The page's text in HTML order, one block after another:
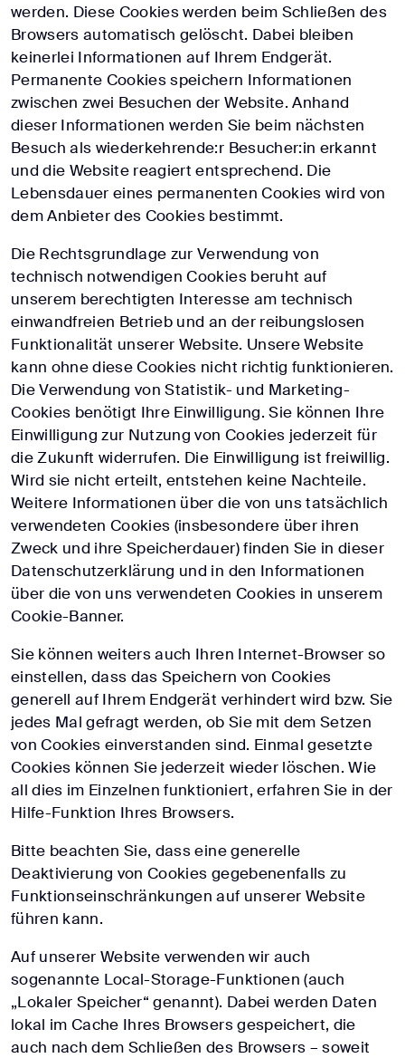
werden. Diese Cookies werden beim Schließen des
Browsers automatisch gelöscht. Dabei bleiben
keinerlei Informationen auf Ihrem Endgerät.
Permanente Cookies speichern Informationen
zwischen zwei Besuchen der Website. Anhand
dieser Informationen werden Sie beim nächsten
Besuch als wiederkehrende:r Besucher:in erkannt
und die Website reagiert entsprechend. Die
Lebensdauer eines permanenten Cookies wird von
dem Anbieter des Cookies bestimmt.
Die Rechtsgrundlage zur Verwendung von
technisch notwendigen Cookies beruht auf
unserem berechtigten Interesse am technisch
einwandfreien Betrieb und an der reibungslosen
Funktionalität unserer Website. Unsere Website
kann ohne diese Cookies nicht richtig funktionieren.
Die Verwendung von Statistik- und Marketing-
Cookies benötigt Ihre Einwilligung. Sie können Ihre
Einwilligung zur Nutzung von Cookies jederzeit für
die Zukunft widerrufen. Die Einwilligung ist freiwillig.
Wird sie nicht erteilt, entstehen keine Nachteile.
Weitere Informationen über die von uns tatsächlich
verwendeten Cookies (insbesondere über ihren
Zweck und ihre Speicherdauer) finden Sie in dieser
Datenschutzerklärung und in den Informationen
über die von uns verwendeten Cookies in unserem
Cookie-Banner.
Sie können weiters auch Ihren Internet-Browser so
einstellen, dass das Speichern von Cookies
generell auf Ihrem Endgerät verhindert wird bzw. Sie
jedes Mal gefragt werden, ob Sie mit dem Setzen
von Cookies einverstanden sind. Einmal gesetzte
Cookies können Sie jederzeit wieder löschen. Wie
all dies im Einzelnen funktioniert, erfahren Sie in der
Hilfe-Funktion Ihres Browsers.
Bitte beachten Sie, dass eine generelle
Deaktivierung von Cookies gegebenenfalls zu
Funktionseinschränkungen auf unserer Website
führen kann.
Auf unserer Website verwenden wir auch
sogenannte Local-Storage-Funktionen (auch
„Lokaler Speicher“ genannt). Dabei werden Daten
lokal im Cache Ihres Browsers gespeichert, die
auch nach dem Schließen des Browsers – soweit